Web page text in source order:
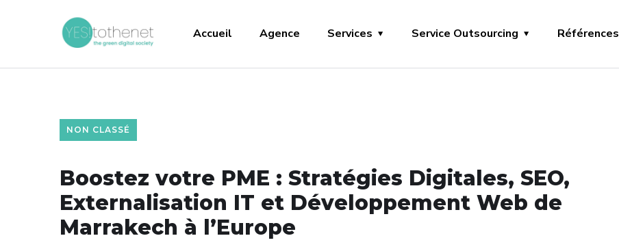
Accueil Agence Services Service Outsourcing Références
NON CLASSÉ
Boostez votre PME : Stratégies Digitales, SEO,
Externalisation IT et Développement Web de
Marrakech à l’Europe